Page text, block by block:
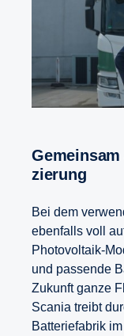
Gemeinsam auf dem Weg zur Elektri­fi­
zie­rung
Bei dem
ebenfalls voll
Photovoltaik-
und passende
Zukunft ganze
Scania treibt
Batteriefabrik